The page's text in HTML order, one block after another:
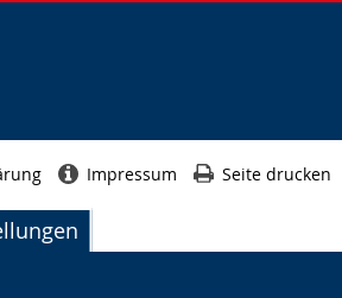
Impressum Seite drucken